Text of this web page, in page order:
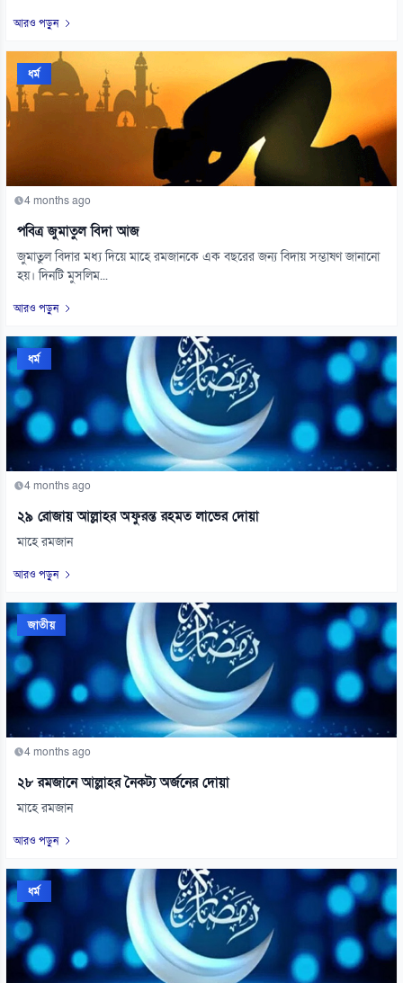
আরও পড়ুন
ধর্ম
4 months ago
পবিত্র জুমাতুল বিদা আজ
জুমাতুল বিদার মধ্য দিয়ে মাহে রমজানকে এক বছরের জন্য বিদায় সম্ভাষণ জানানো
হয়। দিনটি মুসলিম...
আরও পড়ুন
ধর্ম
4 months ago
২৯ রোজায় আল্লাহর অফুরন্ত রহমত লাভের দোয়া
মাহে রমজান
আরও পড়ুন
জাতীয়
4 months ago
২৮ রমজানে আল্লাহর নৈকট্য অর্জনের দোয়া
মাহে রমজান
আরও পড়ুন
ধর্ম